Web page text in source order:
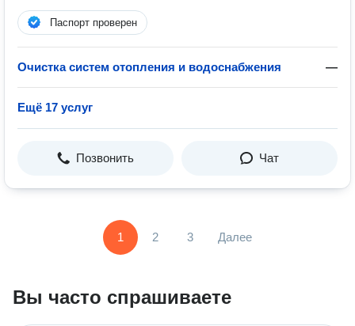
Паспорт проверен
Очистка систем отопления и водоснабжения —
Ещё 17 услуг
Позвонить Чат
1 2 3 Далее
Вы часто спрашиваете